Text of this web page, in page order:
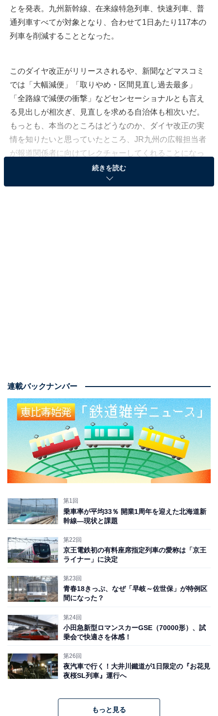
とを発表。九州新幹線、在来線特急列車、快速列車、普
通列車すべてが対象となり、合わせて1日あたり117本の
列車を削減することとなった。
このダイヤ改正がリリースされるや、新聞などマスコミ
では「大幅減便」「取りやめ・区間見直し過去最多」
「全路線で減便の衝撃」などセンセーショナルとも言え
る見出しが相次ぎ、見直しを求める自治体も相次いだ。
もっとも、本当のところはどうなのか、ダイヤ改正の実
情を知りたいと思っていたところ、JR九州の広報担当者
が報道関係者に向けてレクチャーしてくれることになっ
た。今回は、その内容についてレポートしたい。
「削減の実態」主なポイント
次に、ごく一部ではあるが、気になる路線や列車を中心
に削減の実態を見ておこう。
◆九州新幹線について
続きを読む
連載バックナンバー
第1回
乗車率が平均33％ 開業1周年を迎えた北海道新
幹線―現状と課題
第22回
京王電鉄初の有料座席指定列車の愛称は「京王
ライナー」に決定
第23回
青春18きっぷ、なぜ「早岐～佐世保」が特例区
間になった？
第24回
小田急新型ロマンスカーGSE（70000形）、試
乗会で快適さを体感！
第26回
夜汽車で行く！大井川鐵道が1日限定の『お花見
夜桜SL列車』運行へ
もっと見る